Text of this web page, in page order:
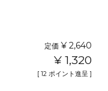
定価 ¥ 2,640
¥ 1,320
[ 12 ポイント進呈 ]